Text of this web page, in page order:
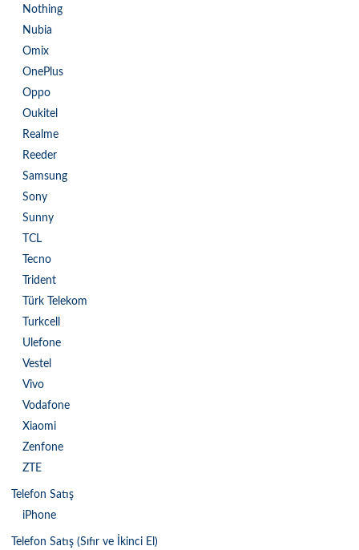
Nothing
Nubia
Omix
OnePlus
Oppo
Oukitel
Realme
Reeder
Samsung
Sony
Sunny
TCL
Tecno
Trident
Türk Telekom
Turkcell
Ulefone
Vestel
Vivo
Vodafone
Xiaomi
Zenfone
ZTE
Telefon Satış
iPhone
Telefon Satış (Sıfır ve İkinci El)